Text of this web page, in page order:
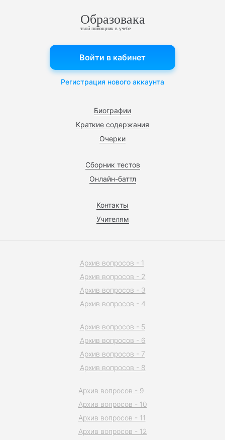
Образовака
твой помощник в учебе
Биографии
Краткие содержания
Очерки
Сборник тестов
Онлайн-баттл
Контакты
Учителям
Войти в кабинет
Регистрация нового аккаунта
Архив вопросов - 1
Архив вопросов - 2
Архив вопросов - 3
Архив вопросов - 4
Архив вопросов - 5
Архив вопросов - 6
Архив вопросов - 7
Архив вопросов - 8
Архив вопросов - 9
Архив вопросов - 10
Архив вопросов - 11
Архив вопросов - 12